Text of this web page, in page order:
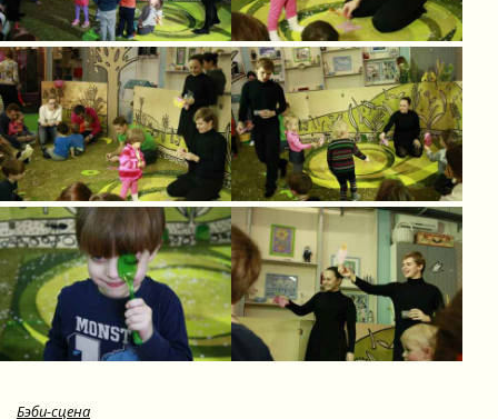
Бэби-сцена